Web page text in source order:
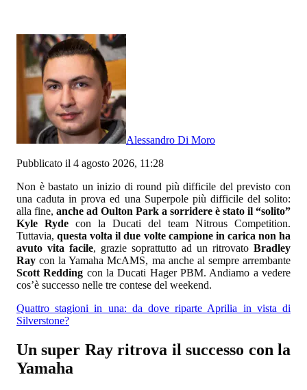
Alessandro Di Moro
Pubblicato il 4 agosto 2026, 11:28
Non è bastato un inizio di round più difficile del previsto con
una caduta in prova ed una Superpole più difficile del solito:
alla fine, anche ad Oulton Park a sorridere è stato il “solito”
Kyle Ryde con la Ducati del team Nitrous Competition.
Tuttavia,questa volta il due volte campione in carica non ha
avuto vita facile, grazie soprattutto ad un ritrovato Bradley
Ray con la Yamaha McAMS, ma anche al sempre arrembante
Scott Redding con la Ducati Hager PBM. Andiamo a vedere
cos’è successo nelle tre contese del weekend.
Quattro stagioni in una: da dove riparte Aprilia in vista di
Silverstone?
Un super Ray ritrova il successo con la
Yamaha